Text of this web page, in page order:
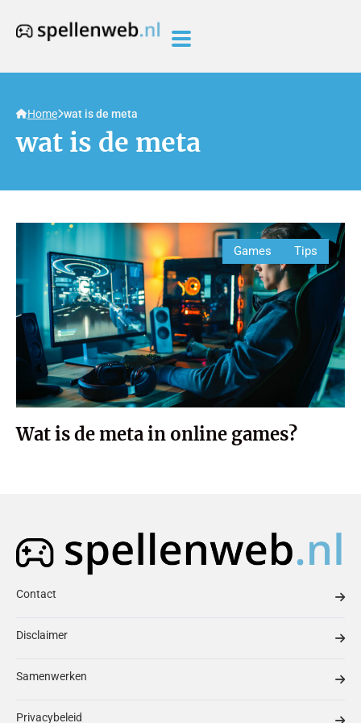
Home wat is de meta
wat is de meta
Games Tips
Wat is de meta in online games?
Contact
Disclaimer
Samenwerken
Privacybeleid